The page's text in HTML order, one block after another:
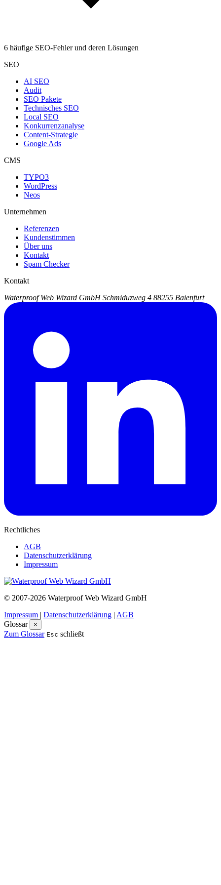
6 häufige SEO-Fehler und deren Lösungen
SEO
AI SEO
Audit
SEO Pakete
Technisches SEO
Local SEO
Konkurrenzanalyse
Content-Strategie
Google Ads
CMS
TYPO3
WordPress
Neos
Unternehmen
Referenzen
Kundenstimmen
Über uns
Kontakt
Spam Checker
Kontakt
Waterproof Web Wizard GmbH Schmiduzweg 4 88255 Baienfurt
Rechtliches
AGB
Datenschutzerklärung
Impressum
© 2007-2026 Waterproof Web Wizard GmbH
Impressum | Datenschutzerklärung | AGB
Glossar
×
Zum Glossar Esc schließt